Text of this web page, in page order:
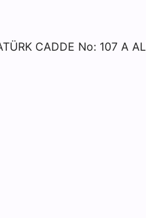
CADDE No: 107 A